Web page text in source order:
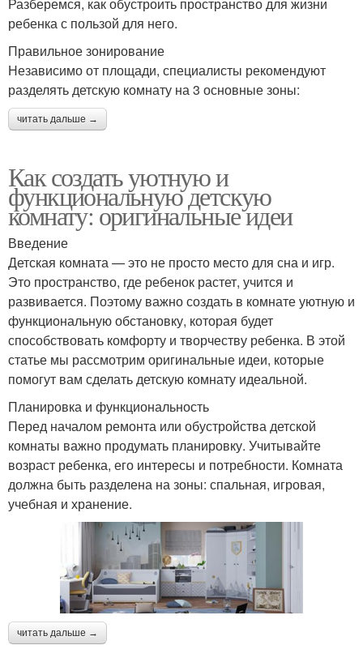
Разберемся, как обустроить пространство для жизни
ребенка с пользой для него.
Правильное зонирование
Независимо от площади, специалисты рекомендуют
разделять детскую комнату на 3 основные зоны:
читать дальше →
Как создать уютную и
функциональную детскую
комнату: оригинальные идеи
Введение
Детская комната — это не просто место для сна и игр.
Это пространство, где ребенок растет, учится и
развивается. Поэтому важно создать в комнате уютную и
функциональную обстановку, которая будет
способствовать комфорту и творчеству ребенка. В этой
статье мы рассмотрим оригинальные идеи, которые
помогут вам сделать детскую комнату идеальной.
Планировка и функциональность
Перед началом ремонта или обустройства детской
комнаты важно продумать планировку. Учитывайте
возраст ребенка, его интересы и потребности. Комната
должна быть разделена на зоны: спальная, игровая,
учебная и хранение.
читать дальше →